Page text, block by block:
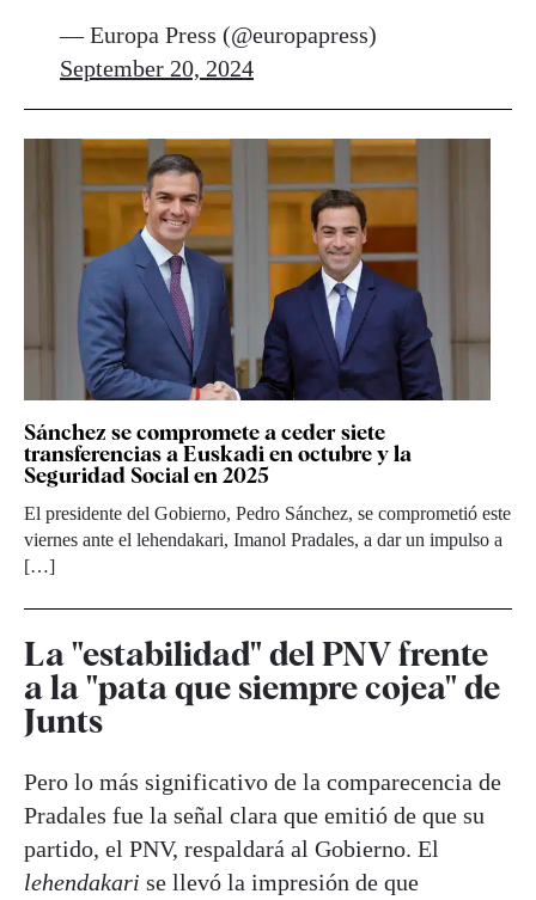
— Europa Press (@europapress)
September 20, 2024
Sánchez se compromete a ceder siete
transferencias a Euskadi en octubre y la
Seguridad Social en 2025
El presidente del Gobierno, Pedro Sánchez, se comprometió este
viernes ante el lehendakari, Imanol Pradales, a dar un impulso a
[…]
La "estabilidad" del PNV frente
a la "pata que siempre cojea" de
Junts
Pero lo más significativo de la comparecencia de
Pradales fue la señal clara que emitió de que su
partido, el PNV, respaldará al Gobierno. El
lehendakari se llevó la impresión de que